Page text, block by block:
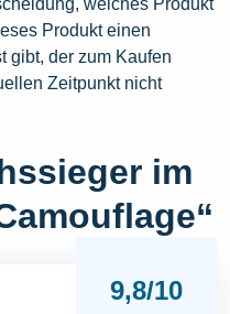
welches Produkt
Produkt einen
gibt, der zum Kaufen
Zeitpunkt nicht
im
9,8/10